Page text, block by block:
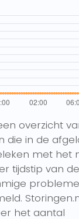
overzicht
die in de
met het
tijdstip van
het aantal